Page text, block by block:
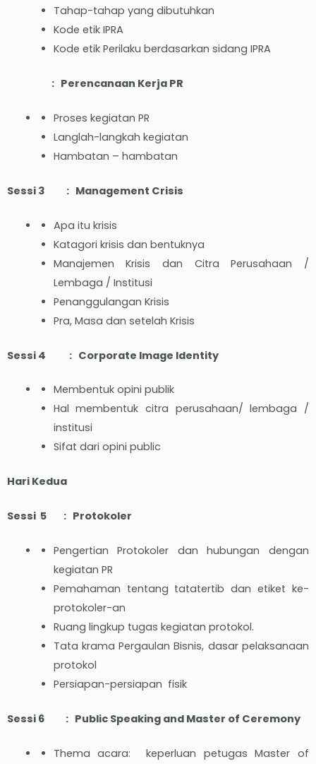
Tahap-tahap yang dibutuhkan
Kode etik IPRA
Kode etik Perilaku berdasarkan sidang IPRA
: Perencanaan Kerja PR
Proses kegiatan PR
Langlah-langkah kegiatan
Hambatan – hambatan
Sessi 3 : Management Crisis
Apa itu krisis
Katagori krisis dan bentuknya
Manajemen Krisis dan Citra Perusahaan /
Lembaga / Institusi
Penanggulangan Krisis
Pra, Masa dan setelah Krisis
Sessi 4 : Corporate Image Identity
Membentuk opini publik
Hal membentuk citra perusahaan/ lembaga /
institusi
Sifat dari opini public
Hari Kedua
Sessi 5 : Protokoler
Pengertian Protokoler dan hubungan dengan
kegiatan PR
Pemahaman tentang tatatertib dan etiket ke-
protokoler-an
Ruang lingkup tugas kegiatan protokol.
Tata krama Pergaulan Bisnis, dasar pelaksanaan
protokol
Persiapan-persiapan fisik
Sessi 6 : Public Speaking and Master of Ceremony
Thema acara: keperluan petugas Master of